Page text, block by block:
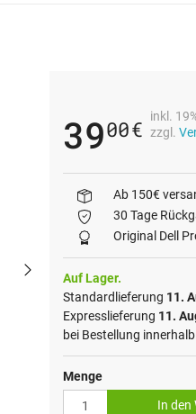
3900€
inkl.
zzgl.
Ab 150€
30 Tage
Original Dell
Auf Lager.
Standardlieferung 11.
Expresslieferung 11.
bei Bestellung innerhalb
Menge
In den